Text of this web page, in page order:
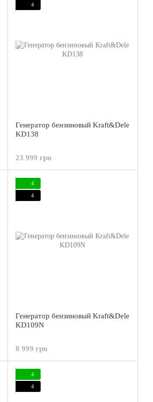
4
Генератор бензиновый Kraft&Dele
KD138
23 999 грн
4
4
Генератор бензиновый Kraft&Dele
KD109N
8 999 грн
4
4